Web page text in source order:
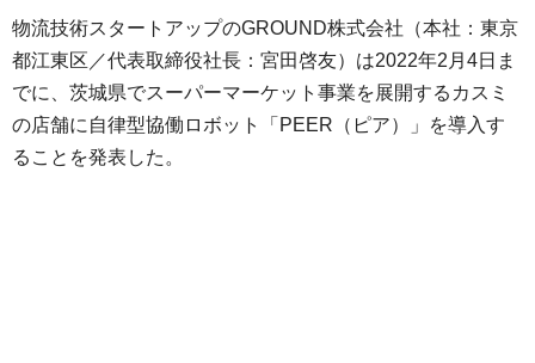
物流技術スタートアップのGROUND株式会社（本社：東京
都江東区／代表取締役社長：宮田啓友）は2022年2月4日ま
でに、茨城県でスーパーマーケット事業を展開するカスミ
の店舗に自律型協働ロボット「PEER（ピア）」を導入す
ることを発表した。